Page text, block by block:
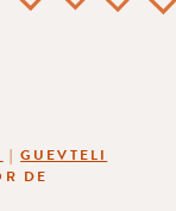
|GUEVTELI
DE